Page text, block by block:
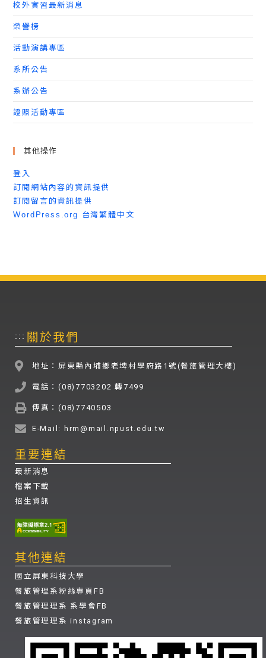
校外實習最新消息
榮譽榜
活動演講專區
系所公告
系辦公告
證照活動專區
其他操作
登入
訂閱網站內容的資訊提供
訂閱留言的資訊提供
WordPress.org 台灣繁體中文
::: 關於我們
地址：屏東縣內埔鄉老埤村學府路1號(餐旅管理大樓)
電話：(08)7703202 轉7499
傳真：(08)7740503
E-Mail: hrm@mail.npust.edu.tw
重要連結
最新消息
檔案下載
招生資訊
其他連結
國立屏東科技大學
餐旅管理系粉絲專頁FB
餐旅管理理系 系學會FB
餐旅管理理系 instagram